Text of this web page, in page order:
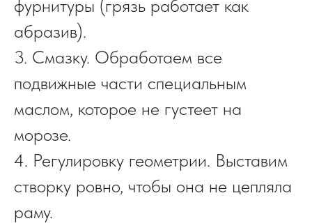
фурнитуры (грязь работает как
абразив).
3. Смазку. Обработаем все
подвижные части специальным
маслом, которое не густеет на
морозе.
4. Регулировку геометрии. Выставим
створку ровно, чтобы она не цепляла
раму.